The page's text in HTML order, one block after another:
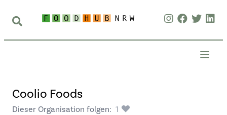
Coolio Foods
Dieser Organisation folgen: 1